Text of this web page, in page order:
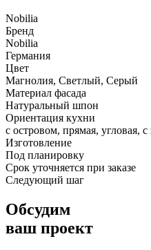
Nobilia
Бренд
Nobilia
Германия
Цвет
Магнолия, Светлый, Серый
Материал фасада
Натуральный шпон
Ориентация кухни
с островом, прямая, угловая,
Изготовление
Под планировку
Срок уточняется при заказе
Следующий шаг
Обсудим
ваш проект